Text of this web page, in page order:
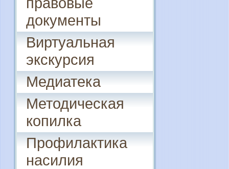
документы
Виртуальная
экскурсия
Медиатека
Методическая
копилка
Профилактика
насилия